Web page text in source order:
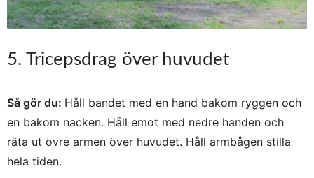
5. Tricepsdrag över huvudet
Så gör du: Håll bandet med en hand bakom ryggen och
en bakom nacken. Håll emot med nedre handen och
räta ut övre armen över huvudet. Håll armbågen stilla
hela tiden.